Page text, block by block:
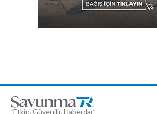
“Etkin, Güvenilir, Haberdar”